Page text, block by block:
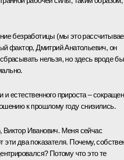
безработицы (мы это
фактор, Дмитрий Анатольевич, он
нельзя, но здесь вроде бы
и естественного прироста –
к прошлому году снизились.
Иванович. Меня сейчас
эти два показателя. Почему,
Потому что это те